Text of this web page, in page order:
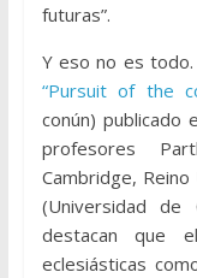
futuras”.
Y eso no es
“Pursuit of the
conún) publicado
profesores
Cambridge,
(Universidad de
destacan que
eclesiásticas